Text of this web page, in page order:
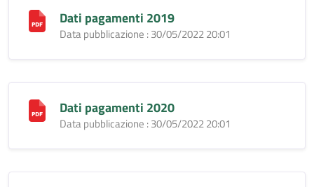
Dati pagamenti 2019
Data pubblicazione : 30/05/2022 20:01
Dati pagamenti 2020
Data pubblicazione : 30/05/2022 20:01